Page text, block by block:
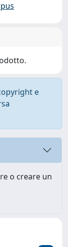
e
o creare un